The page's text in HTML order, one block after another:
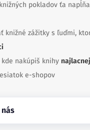
pokladov ťa napĺňa
knižné zážitky s ľuďmi,
nakúpiš knihy
e-shopov